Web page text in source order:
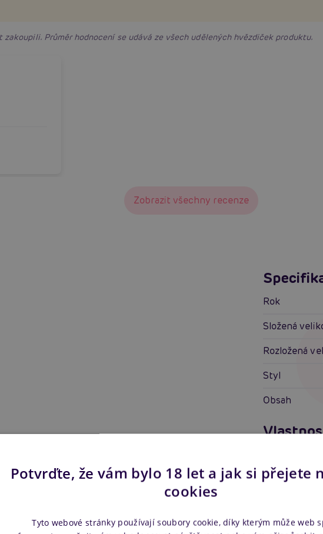
Průměr hodnocení se udává ze všech udělených hvězdiček produktu.
Zobrazit všechny recenze
Rok
Složená
Rozložená
Styl
Obsah
Vlastnosti
Potvrďte, že vám bylo 18 let a jak si přejete
cookies
Tyto webové stránky používají soubory cookie, díky kterým může web